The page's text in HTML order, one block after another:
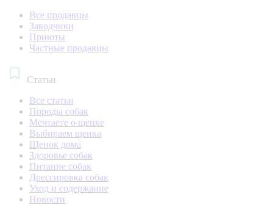
Все продавцы
Заводчики
Приюты
Частные продавцы
Статьи
Все статьи
Породы собак
Мечтаете о щенке
Выбираем щенка
Щенок дома
Здоровье собак
Питание собак
Дрессировка собак
Уход и содержание
Новости